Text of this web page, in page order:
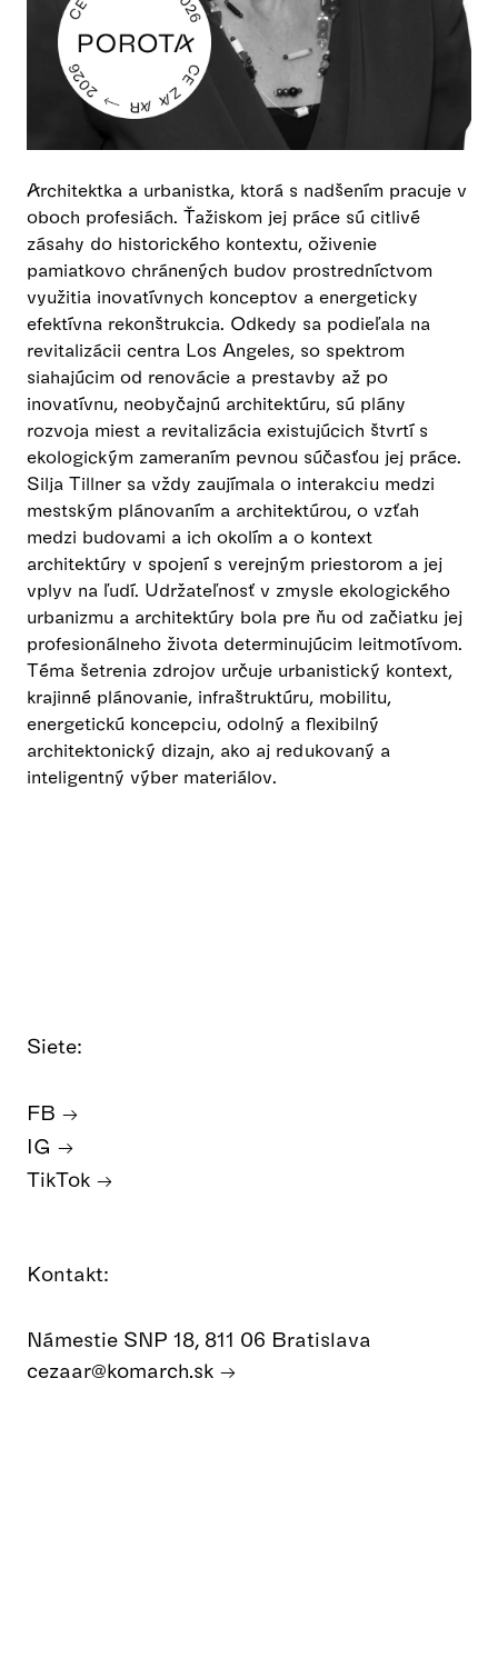
Architektka a urbanistka, ktorá s nadšením pracuje v
oboch profesiách. Ťažiskom jej práce sú citlivé
zásahy do historického kontextu, oživenie
pamiatkovo chránených budov prostredníctvom
využitia inovatívnych konceptov a energeticky
efektívna rekonštrukcia. Odkedy sa podieľala na
revitalizácii centra Los Angeles, so spektrom
siahajúcim od renovácie a prestavby až po
inovatívnu, neobyčajnú architektúru, sú plány
rozvoja miest a revitalizácia existujúcich štvrtí s
ekologickým zameraním pevnou súčasťou jej práce.
Silja Tillner sa vždy zaujímala o interakciu medzi
mestským plánovaním a architektúrou, o vzťah
medzi budovami a ich okolím a o kontext
architektúry v spojení s verejným priestorom a jej
vplyv na ľudí. Udržateľnosť v zmysle ekologického
urbanizmu a architektúry bola pre ňu od začiatku jej
profesionálneho života determinujúcim leitmotívom.
Téma šetrenia zdrojov určuje urbanistický kontext,
krajinné plánovanie, infraštruktúru, mobilitu,
energetickú koncepciu, odolný a flexibilný
architektonický dizajn, ako aj redukovaný a
inteligentný výber materiálov.
Kontakt:
Námestie SNP 18, 811 06 Bratislava
cezaar@komarch.sk
Siete:
FB
IG
TikTok